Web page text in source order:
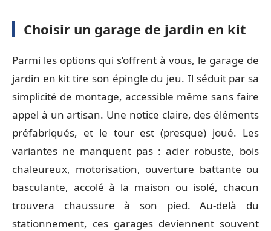
Choisir un garage de jardin en kit
Parmi les options qui s’offrent à vous, le garage de
jardin en kit tire son épingle du jeu. Il séduit par sa
simplicité de montage, accessible même sans faire
appel à un artisan. Une notice claire, des éléments
préfabriqués, et le tour est (presque) joué. Les
variantes ne manquent pas : acier robuste, bois
chaleureux, motorisation, ouverture battante ou
basculante, accolé à la maison ou isolé, chacun
trouvera chaussure à son pied. Au-delà du
stationnement, ces garages deviennent souvent